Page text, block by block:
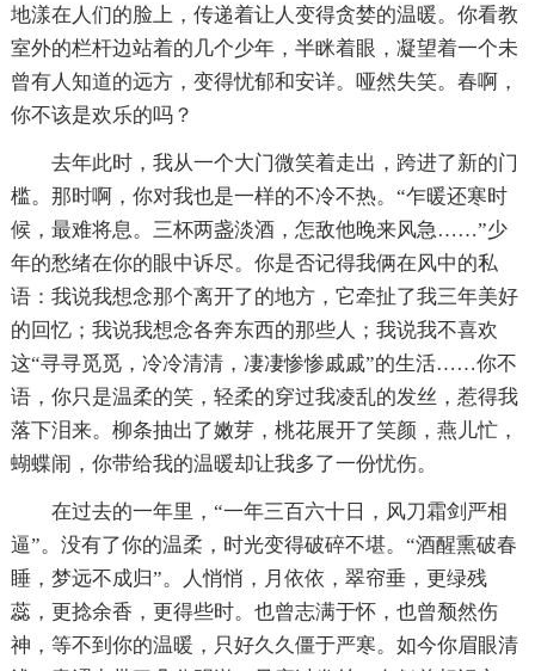
地漾在人们的脸上，传递着让人变得贪婪的温暖。你看教
室外的栏杆边站着的几个少年，半眯着眼，凝望着一个未
曾有人知道的远方，变得忧郁和安详。哑然失笑。春啊，
你不该是欢乐的吗？
去年此时，我从一个大门微笑着走出，跨进了新的门
槛。那时啊，你对我也是一样的不冷不热。“乍暖还寒时
候，最难将息。三杯两盏淡酒，怎敌他晚来风急……”少
年的愁绪在你的眼中诉尽。你是否记得我俩在风中的私
语：我说我想念那个离开了的地方，它牵扯了我三年美好
的回忆；我说我想念各奔东西的那些人；我说我不喜欢
这“寻寻觅觅，冷冷清清，凄凄惨惨戚戚”的生活……你不
语，你只是温柔的笑，轻柔的穿过我凌乱的发丝，惹得我
落下泪来。柳条抽出了嫩芽，桃花展开了笑颜，燕儿忙，
蝴蝶闹，你带给我的温暖却让我多了一份忧伤。
在过去的一年里，“一年三百六十日，风刀霜剑严相
逼”。没有了你的温柔，时光变得破碎不堪。“酒醒熏破春
睡，梦远不成归”。人悄悄，月依依，翠帘垂，更绿残
蕊，更捻余香，更得些时。也曾志满于怀，也曾颓然伤
神，等不到你的温暖，只好久久僵于严寒。如今你眉眼清